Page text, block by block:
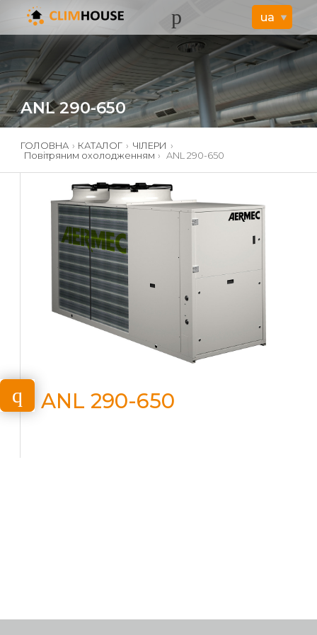
ANL 290-650
ГОЛОВНА › КАТАЛОГ › ЧІЛЕРИ ›
Повітряним охолодженням › ANL 290-650
ANL 290-650